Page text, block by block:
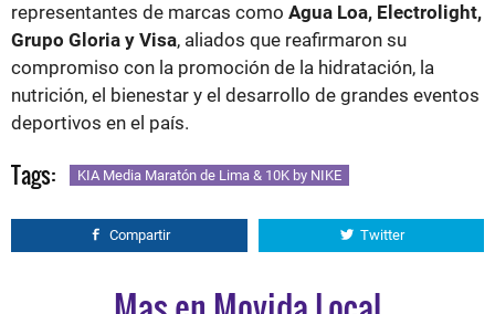
representantes de marcas como Agua Loa, Electrolight,
Grupo Gloria y Visa, aliados que reafirmaron su
compromiso con la promoción de la hidratación, la
nutrición, el bienestar y el desarrollo de grandes eventos
deportivos en el país.
Tags: KIA Media Maratón de Lima & 10K by NIKE
Compartir Twitter